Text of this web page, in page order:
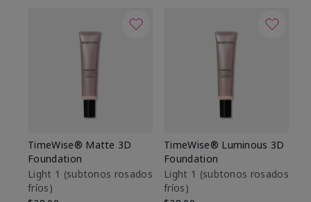
TimeWise® Matte 3D
Foundation
Light 1​ (subtonos rosados
fríos)
TimeWise® Luminous 3D
Foundation
Light 1​ (subtonos rosados
fríos)